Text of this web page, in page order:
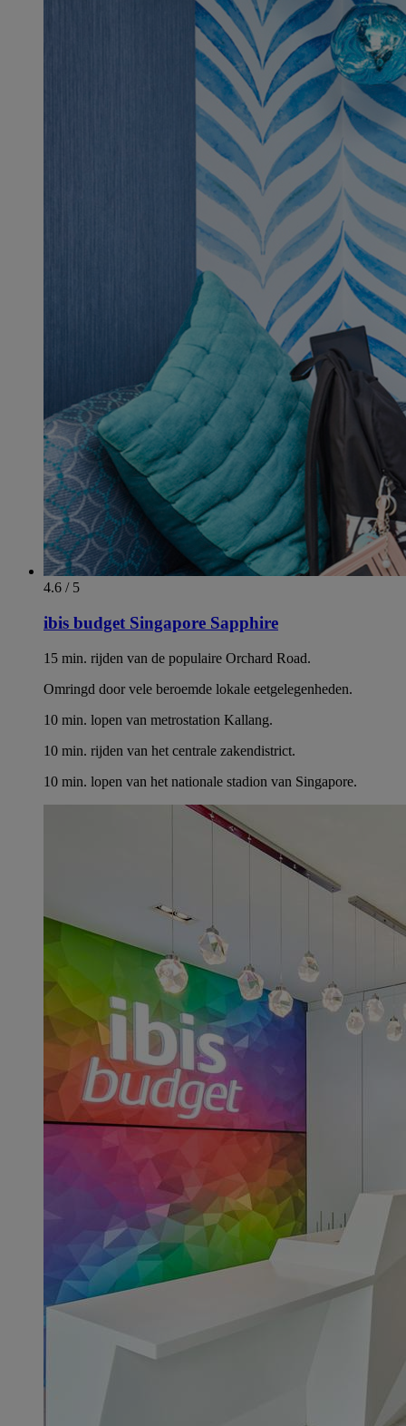
4.6 / 5
ibis budget Singapore Sapphire
15 min. rijden van de populaire Orchard Road.
Omringd door vele beroemde lokale eetgelegenheden.
10 min. lopen van metrostation Kallang.
10 min. rijden van het centrale zakendistrict.
10 min. lopen van het nationale stadion van Singapore.